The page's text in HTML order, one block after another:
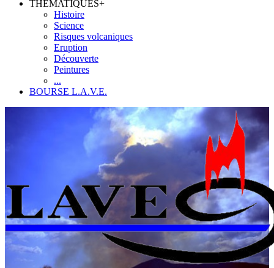
THEMATIQUES+
Histoire
Science
Risques volcaniques
Eruption
Découverte
Peintures
...
BOURSE L.A.V.E.